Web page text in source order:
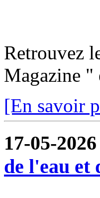
Retrouvez
Magazine "
[En savoir
17-05-2026
de l'eau et